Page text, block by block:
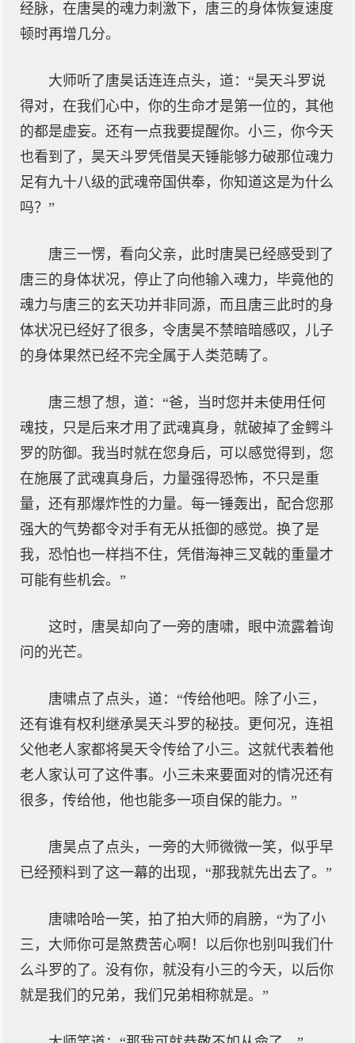
经脉，在唐昊的魂力刺激下，唐三的身体恢复速度
顿时再增几分。
大师听了唐昊话连连点头，道：“昊天斗罗说
得对，在我们心中，你的生命才是第一位的，其他
的都是虚妄。还有一点我要提醒你。小三，你今天
也看到了，昊天斗罗凭借昊天锤能够力破那位魂力
足有九十八级的武魂帝国供奉，你知道这是为什么
吗？”
唐三一愣，看向父亲，此时唐昊已经感受到了
唐三的身体状况，停止了向他输入魂力，毕竟他的
魂力与唐三的玄天功并非同源，而且唐三此时的身
体状况已经好了很多，令唐昊不禁暗暗感叹，儿子
的身体果然已经不完全属于人类范畴了。
唐三想了想，道：“爸，当时您并未使用任何
魂技，只是后来才用了武魂真身，就破掉了金鳄斗
罗的防御。我当时就在您身后，可以感觉得到，您
在施展了武魂真身后，力量强得恐怖，不只是重
量，还有那爆炸性的力量。每一锤轰出，配合您那
强大的气势都令对手有无从抵御的感觉。换了是
我，恐怕也一样挡不住，凭借海神三叉戟的重量才
可能有些机会。”
这时，唐昊却向了一旁的唐啸，眼中流露着询
问的光芒。
唐啸点了点头，道：“传给他吧。除了小三，
还有谁有权利继承昊天斗罗的秘技。更何况，连祖
父他老人家都将昊天令传给了小三。这就代表着他
老人家认可了这件事。小三未来要面对的情况还有
很多，传给他，他也能多一项自保的能力。”
唐昊点了点头，一旁的大师微微一笑，似乎早
已经预料到了这一幕的出现，“那我就先出去了。”
唐啸哈哈一笑，拍了拍大师的肩膀，“为了小
三，大师你可是煞费苦心啊！以后你也别叫我们什
么斗罗的了。没有你，就没有小三的今天，以后你
就是我们的兄弟，我们兄弟相称就是。”